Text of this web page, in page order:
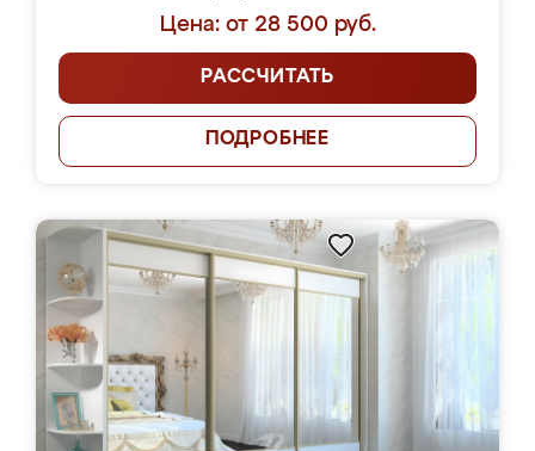
Цена: от 28 500 руб.
РАССЧИТАТЬ
ПОДРОБНЕЕ